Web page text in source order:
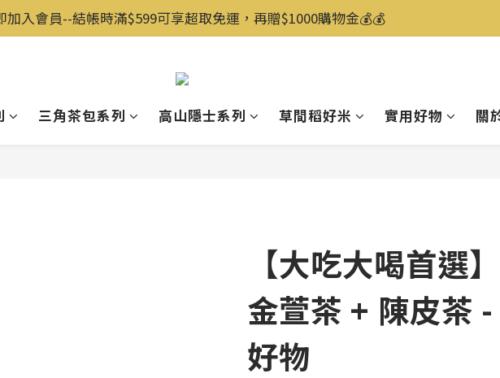
加入會員--結帳時滿$599可享超取免運，再贈$1000購物金💰️💰️
三角茶包系列 高山隱士系列 草間稻好米 實用好物 關
【大吃大喝首選
金萱茶 + 陳皮茶
好物